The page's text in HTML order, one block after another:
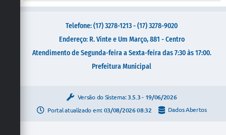
Telefone: (17) 3278-1213 - (17) 3278-9020
Endereço: R. Vinte e Um Março, 881 - Centro
Atendimento de Segunda-feira a Sexta-feira das 7:30 às 17:00.
Prefeitura Municipal
Versão do Sistema: 3.5.3 - 19/06/2026
Portal atualizado em: 03/08/2026 08:32 Dados Abertos